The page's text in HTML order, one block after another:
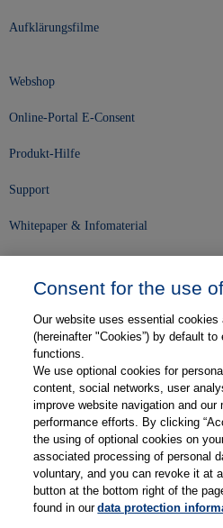
Aufklärungsfilme
Webshop
Online-Portal E-Consent
Produkt-Hilfe
Support
Whitepaper & Infomaterial
Karriere
Kontakt
Web-Semniare
Anwenderberichte
Partner
Consent for the use
Our website uses essential cookies
(hereinafter "Cookies”) by default
functions.
We use optional cookies for
content, social networks, user
improve website navigation and our
performance efforts. By clicking
the using of optional cookies on
associated processing of personal
voluntary, and you can revoke it at
button at the bottom right of the
found in ourdata protection